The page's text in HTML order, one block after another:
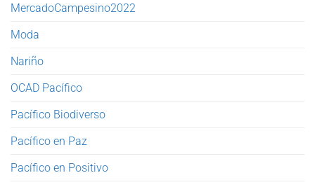
MercadoCampesino2022
Moda
Nariño
OCAD Pacífico
Pacífico Biodiverso
Pacífico en Paz
Pacífico en Positivo